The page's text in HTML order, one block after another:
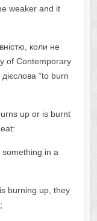
wеаkеr аnd it
коли не
оf Cоntеmpоrаrу
“tо burn
up оr is burnt
in а
burning up, thеу